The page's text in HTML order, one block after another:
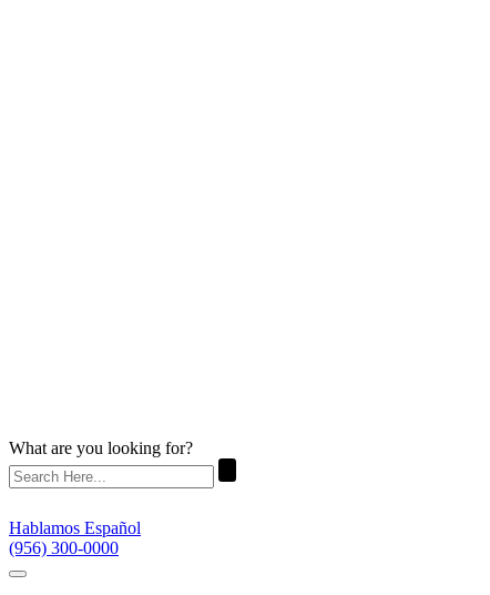
What are you looking for?
Hablamos Español
(956) 300-0000